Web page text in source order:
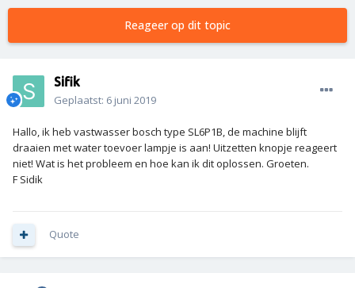
Reageer op dit topic
Sifik
Geplaatst: 6 juni 2019
Hallo, ik heb vastwasser bosch type SL6P1B, de machine blijft
draaien met water toevoer lampje is aan! Uitzetten knopje reageert
niet! Wat is het probleem en hoe kan ik dit oplossen. Groeten.
F Sidik
Quote